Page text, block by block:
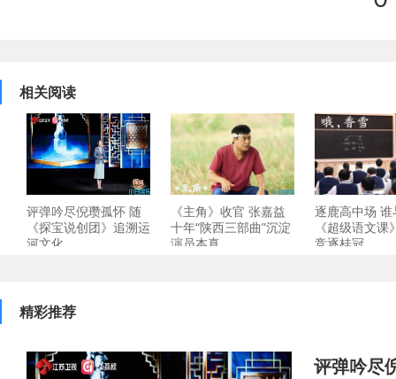
相关阅读
评弹吟尽倪瓒孤怀 随
《探宝说创团》追溯运
河文化
《主角》收官 张嘉益
十年“陕西三部曲”沉淀
演员本真
逐鹿高中场 谁
《超级语文课
竞逐桂冠
精彩推荐
评弹吟尽